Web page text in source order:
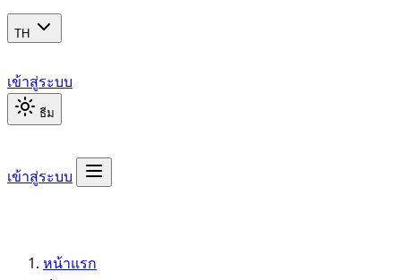
TH
เข้าสู่ระบบ
ธีม
เข้าสู่ระบบ
หน้าแรก